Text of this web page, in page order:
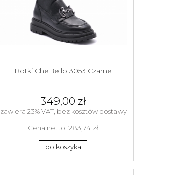
Botki CheBello 3053 Czarne
349,00 zł
zawiera 23% VAT, bez kosztów dostawy
Cena netto: 283,74 zł
do koszyka